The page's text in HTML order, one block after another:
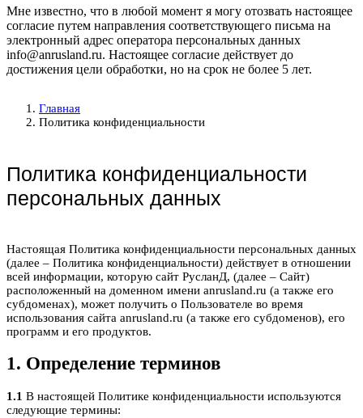
Мне известно, что в любой момент я могу отозвать настоящее
согласие путем направления соответствующего письма на
электронный адрес оператора персональных данных
info@anrusland.ru. Настоящее согласие действует до
достижения цели обработки, но на срок не более 5 лет.
Главная
Политика конфиденциальности
Политика конфиденциальности
персональных данных
Настоящая Политика конфиденциальности персональных данных
(далее – Политика конфиденциальности) действует в отношении
всей информации, которую сайт РусланД, (далее – Сайт)
расположенный на доменном имени anrusland.ru (а также его
субдоменах), может получить о Пользователе во время
использования сайта anrusland.ru (а также его субдоменов), его
программ и его продуктов.
1. Определение терминов
1.1 В настоящей Политике конфиденциальности используются
следующие термины: